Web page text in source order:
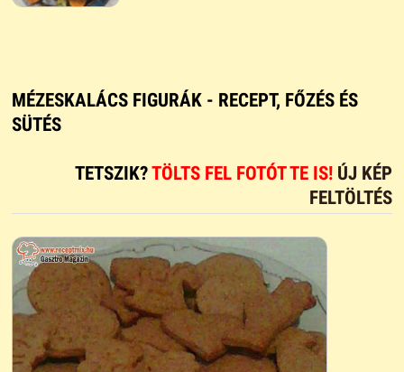
MÉZESKALÁCS FIGURÁK - RECEPT, FŐZÉS ÉS
SÜTÉS
TETSZIK?TÖLTS FEL FOTÓT TE IS! ÚJ KÉP
FELTÖLTÉS